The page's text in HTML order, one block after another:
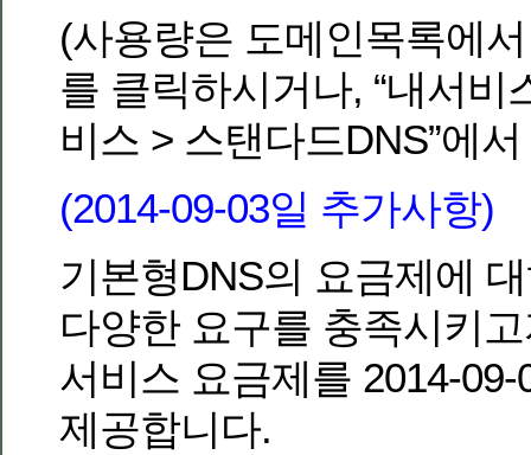
(사용량은 도메인목록에서
를 클릭하시거나, “내서비
비스 > 스탠다드DNS”에
(2014-09-03일 추가사항)
기본형DNS의 요금제에
다양한 요구를 충족시키
서비스 요금제를 2014-
제공합니다.